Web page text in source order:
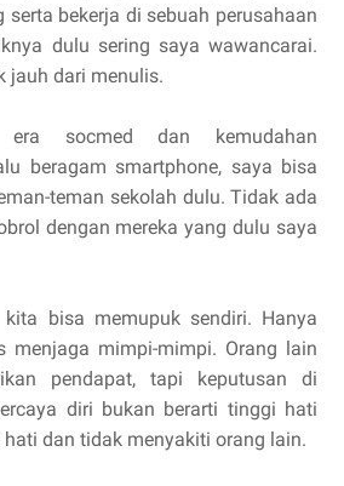
bekerja di sebuah perusahaan
dulu sering saya wawancarai.
jauh dari menulis.
era socmed dan kemudahan
beragam smartphone, saya bisa
teman sekolah dulu. Tidak ada
dengan mereka yang dulu saya
bisa memupuk sendiri. Hanya
menjaga mimpi-mimpi. Orang lain
pendapat, tapi keputusan di
diri bukan berarti tinggi hati
dan tidak menyakiti orang lain.